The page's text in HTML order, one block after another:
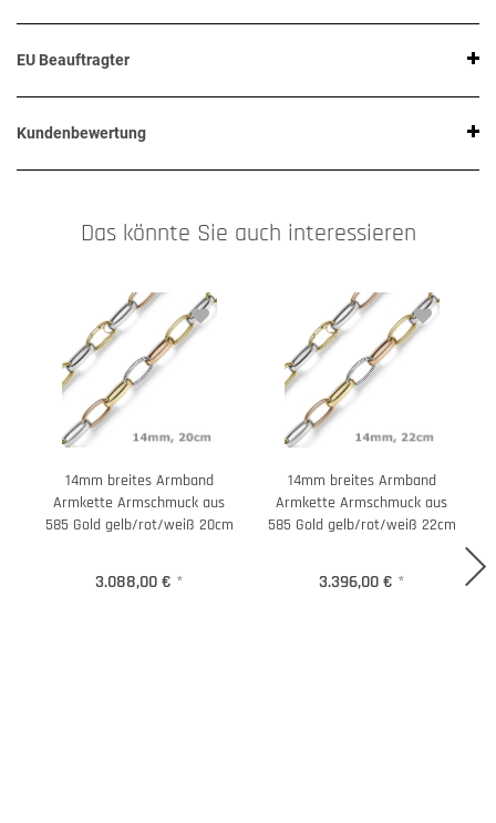
EU Beauftragter
Kundenbewertung
Das könnte Sie auch interessieren
14mm breites Armband
Armkette Armschmuck aus
585 Gold gelb/rot/weiß 20cm
3.088,00 € *
14mm breites Armband
Armkette Armschmuck aus
585 Gold gelb/rot/weiß 22cm
3.396,00 € *